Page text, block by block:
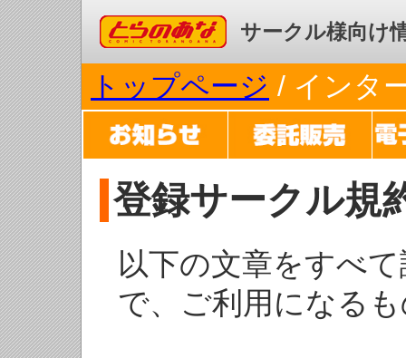
コミックとらのあな サークル様向け
トップページ / インタ
登録サークル規
以下の文章をすべ
で、ご利用になる